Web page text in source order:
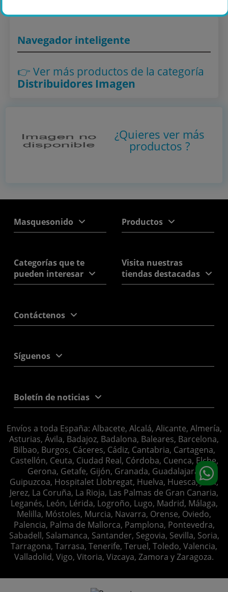
Navegador inteligente
👉 Ver más productos de la categoría
Distribuidores Imagen
¿Quieres ver más
productos?
Masquesonido Productos
Categorías que te
pueden interesar
Visita nuestras
tiendas destacadas
Contáctenos
Síguenos
Boletín de noticias
Envíos a toda España: Albacete, Alcalá, Alicante, Almería,
Asturias, Ávila, Badajoz, Badalona, Baleares, Barcelona,
Bilbao, Burgos, Cáceres, Cádiz, Cantabria, Cartagena,
Castellón, Ceuta, Ciudad Real, Córdoba, Cuenca, Elche,
Gerona, Getafe, Gijón, Granada, Guadalajara,
Guipuzcoa, Hospitalet Llobregat, Huelva, Huesca, Jaén,
Jerez, La Coruña, La Rioja, Las Palmas de Gran Canaria,
Leganés, León, Lérida, Logroño, Lugo, Madrid, Málaga,
Melilla, Móstoles, Murcia, Navarra, Orense, Oviedo,
Palencia, Palma de Mallorca, Pamplona, Pontevedra,
Sabadell, Salamanca, Santander, Segovia, Sevilla, Soria,
Tarragona, Tarrasa, Tenerife, Teruel, Toledo, Valencia,
Valladolid, Vigo, Vitoria, Vizcaya, Zamora y Zaragoza.